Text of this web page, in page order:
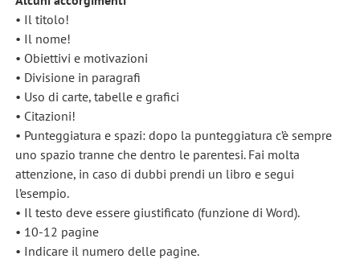
• Il titolo!
• Il nome!
• Obiettivi e motivazioni
• Divisione in paragrafi
• Uso di carte, tabelle e grafici
• Citazioni!
• Punteggiatura e spazi: dopo la punteggiatura c’è sempre
uno spazio tranne che dentro le parentesi. Fai molta
attenzione, in caso di dubbi prendi un libro e segui
l’esempio.
• Il testo deve essere giustificato (funzione di Word).
• 10-12 pagine
• Indicare il numero delle pagine.